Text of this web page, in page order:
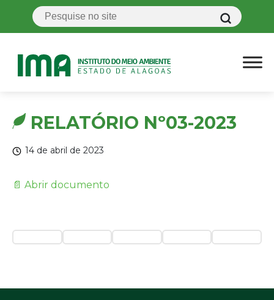
RELATÓRIO Nº03-2023
14 de abril de 2023
📄 Abrir documento